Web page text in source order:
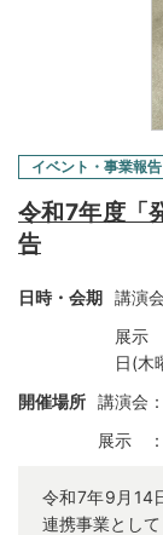
イベント・事業報告
令和7年度「
告
日時・会期 講演
展示
日(木
開催場所 講演会
展示
令和7年9月14
連携事業とし